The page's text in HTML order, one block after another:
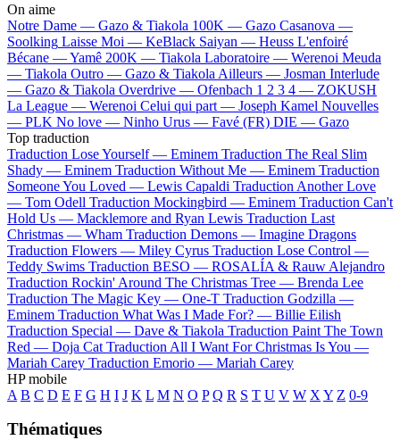
On aime
Notre Dame — Gazo & Tiakola 100K — Gazo Casanova —
Soolking Laisse Moi — KeBlack Saiyan — Heuss L'enfoiré
Bécane —Yamê 200K — Tiakola Laboratoire — Werenoi Meuda
— Tiakola Outro — Gazo & Tiakola Ailleurs — Josman Interlude
— Gazo & Tiakola Overdrive — Ofenbach 1 2 3 4 — ZOKUSH
La League — Werenoi Celui qui part — Joseph Kamel Nouvelles
— PLK No love — Ninho Urus — Favé (FR) DIE — Gazo
Top traduction
Traduction Lose Yourself — Eminem Traduction The Real Slim
Shady — Eminem Traduction Without Me — Eminem Traduction
Someone You Loved — Lewis Capaldi Traduction Another Love
— Tom Odell Traduction Mockingbird — Eminem Traduction Can't
Hold Us — Macklemore and Ryan Lewis Traduction Last
Christmas — Wham Traduction Demons — Imagine Dragons
Traduction Flowers — Miley Cyrus Traduction Lose Control —
Teddy Swims Traduction BESO — ROSALÍA & Rauw Alejandro
Traduction Rockin' Around The Christmas Tree — Brenda Lee
Traduction The Magic Key — One-T Traduction Godzilla —
Eminem Traduction What Was I Made For? — Billie Eilish
Traduction Special — Dave & Tiakola Traduction Paint The Town
Red — Doja Cat Traduction All I Want For Christmas Is You —
Mariah Carey Traduction Emorio — Mariah Carey
HP mobile
A B C D E F G H I J K L M N O P Q R S T U V W X Y Z 0-9
Thématiques